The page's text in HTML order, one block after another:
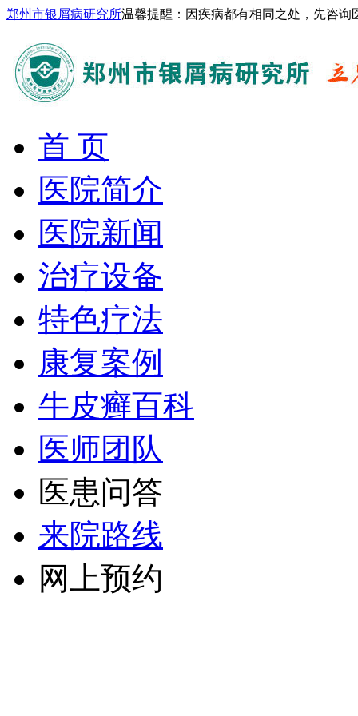
郑州市银屑病研究所温馨提醒：因疾病都有相同之处，先咨
首 页
医院简介
医院新闻
治疗设备
特色疗法
康复案例
牛皮癣百科
医师团队
医患问答
来院路线
网上预约